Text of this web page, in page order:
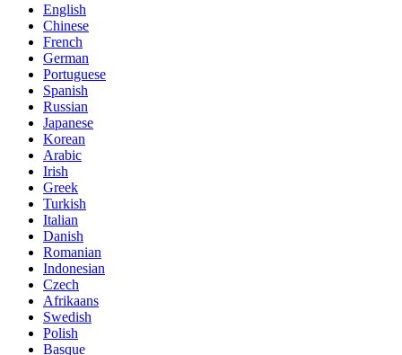
English
Chinese
French
German
Portuguese
Spanish
Russian
Japanese
Korean
Arabic
Irish
Greek
Turkish
Italian
Danish
Romanian
Indonesian
Czech
Afrikaans
Swedish
Polish
Basque